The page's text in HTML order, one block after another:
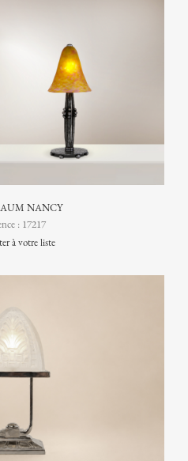
NANCY
: 17217
à votre liste